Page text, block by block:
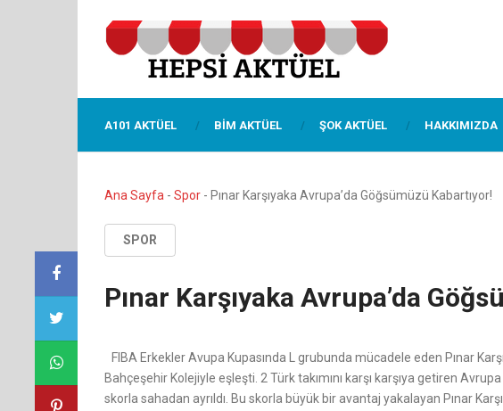
A101 AKTÜEL BIM AKTÜEL ŞOK AKTÜEL HAKKIMIZDA
Ana Sayfa - Spor - Pınar Karşıyaka Avrupa’da Göğsümüzü Kabartıyor!
SPOR
Pınar Karşıyaka Avrupa’da
FIBA Erkekler Avupa Kupasında L grubunda mücadele eden Pınar
Bahçeşehir Kolejiyle eşleşti. 2 Türk takımını karşı karşıya getiren
skorla sahadan ayrıldı. Bu skorla büyük bir avantaj yakalayan Pınar